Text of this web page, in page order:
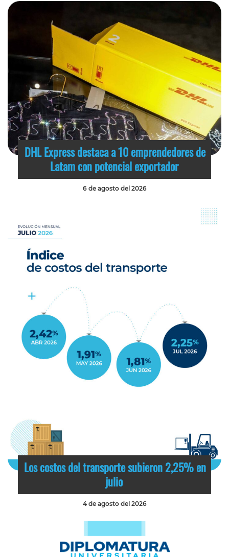
DHL Express destaca a 10 emprendedores de
Latam con potencial exportador
6 de agosto del 2026
Los costos del transporte subieron 2,25% en
julio
4 de agosto del 2026